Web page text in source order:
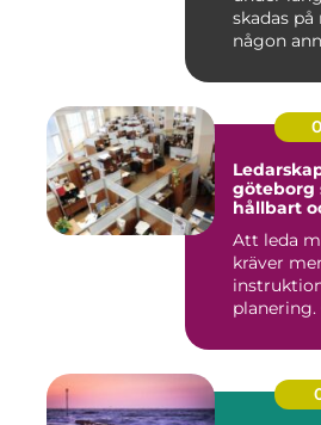
skadas
någon
göteborg så bygger du
hållbart
Att leda
kräver
planering.